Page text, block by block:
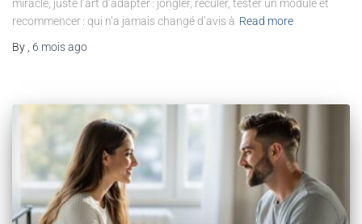
miracle, juste l’art d’adapter : jongler, reculer, tester un module et
recommencer : qui n’a jamais changé d’avis à Read more
By
6 moisago